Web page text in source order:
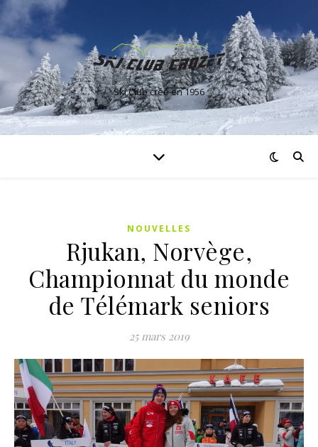
Ski Club créé en 1956
NOUVELLES
Rjukan, Norvège,
Championnat du monde
de Télémark seniors
25 mars 2019